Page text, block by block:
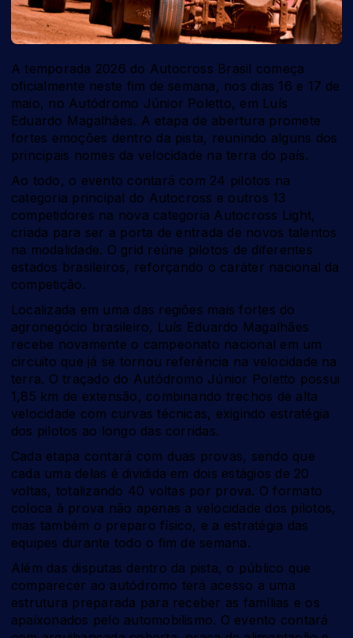
A temporada 2026 do Autocross Brasil começa
oficialmente neste fim de semana, nos dias 16 e 17 de
maio, no Autódromo Júnior Poletto, em Luís
Eduardo Magalhães. A etapa de abertura promete
fortes emoções dentro da pista, reunindo alguns dos
principais nomes da velocidade na terra do país.
Ao todo, o evento contará com 24 pilotos na
categoria principal do Autocross e outros 13
competidores na nova categoria Autocross Light,
criada para ser a porta de entrada de novos talentos
na modalidade. O grid reúne pilotos de diferentes
estados brasileiros, reforçando o caráter nacional da
competição.
Localizada em uma das regiões mais fortes do
agronegócio brasileiro, Luís Eduardo Magalhães
recebe novamente o campeonato nacional em um
circuito que já se tornou referência na velocidade na
terra. O traçado do Autódromo Júnior Poletto possui
1,85 km de extensão, combinando trechos de alta
velocidade com curvas técnicas, exigindo estratégia
dos pilotos ao longo das corridas.
Cada etapa contará com duas provas, sendo que
cada uma delas é dividida em dois estágios de 20
voltas, totalizando 40 voltas por prova. O formato
coloca à prova não apenas a velocidade dos pilotos,
mas também o preparo físico, e a estratégia das
equipes durante todo o fim de semana.
Além das disputas dentro da pista, o público que
comparecer ao autódromo terá acesso a uma
estrutura preparada para receber as famílias e os
apaixonados pelo automobilismo. O evento contará